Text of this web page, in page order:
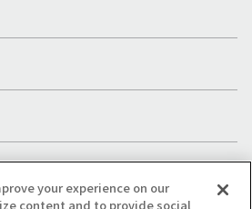
your experience on our
content and to provide social